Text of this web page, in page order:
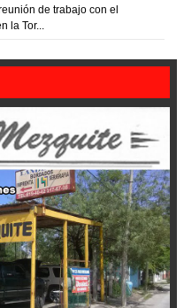
de trabajo con el
la Tor...